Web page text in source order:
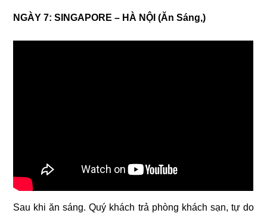
NGÀY 7: SINGAPORE – HÀ NỘI (Ăn Sáng,)
Sau khi ăn sáng. Quý khách trả phòng khách sạn, tự do